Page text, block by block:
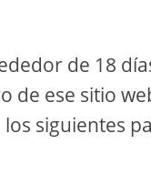
de 18
de ese sitio
los siguientes